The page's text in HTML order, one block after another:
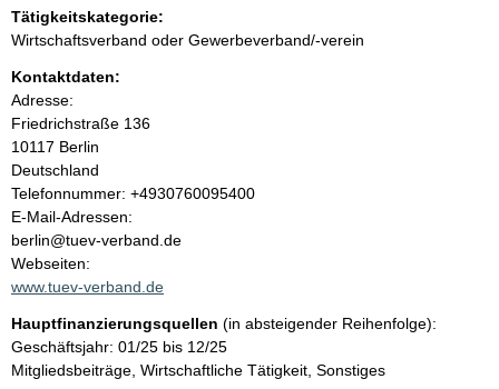
n
i
n
h
a
l
t
Tätigkeitskategorie:
Wirtschaftsverband oder Gewerbeverband/-verein
Kontaktdaten:
Adresse:
Friedrichstraße 136
10117 Berlin
Deutschland
K
o
n
t
a
t
i
n
Telefonnummer: +4930760095400
E-Mail-Adressen:
berlin@tuev-verband.de
Webseiten:
www.tuev-verband.de
Hauptfinanzierungsquellen (in absteigender Reihenfolge):
Geschäftsjahr: 01/25 bis 12/25
Mitgliedsbeiträge, Wirtschaftliche Tätigkeit, Sonstiges